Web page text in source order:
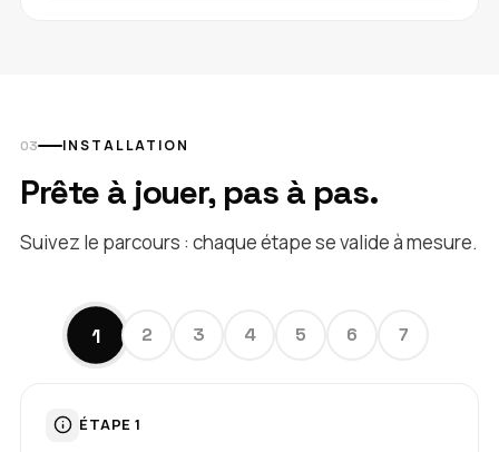
INSTALLATION
Prête à jouer, pas à pas.
Suivez le parcours : chaque étape se valide à mesure.
1 2 3 4 5 6 7
ÉTAPE 1